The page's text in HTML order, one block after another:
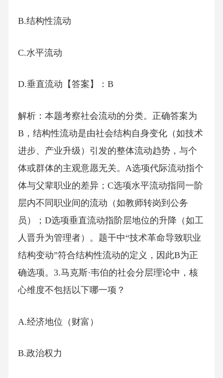
B.结构性流动
C.水平流动
D.垂直流动【答案】：B
解析：本题考察社会流动的分类。正确答案为
B，结构性流动是由社会结构自身变化（如技术
进步、产业升级）引发的整体流动趋势，与个
体或群体的主观意愿无关。A选项代际流动指个
体与父辈职业的差异；C选项水平流动指同一阶
层内不同职业间的流动（如教师转岗到公务
员）；D选项垂直流动指阶层地位的升降（如工
人晋升为管理者）。题干中“技术革命导致职业
结构变动”符合结构性流动的定义，因此B为正
确选项。3.马克斯·韦伯的社会分层理论中，核
心维度不包括以下哪一项？
A.经济地位（财富）
B.政治权力